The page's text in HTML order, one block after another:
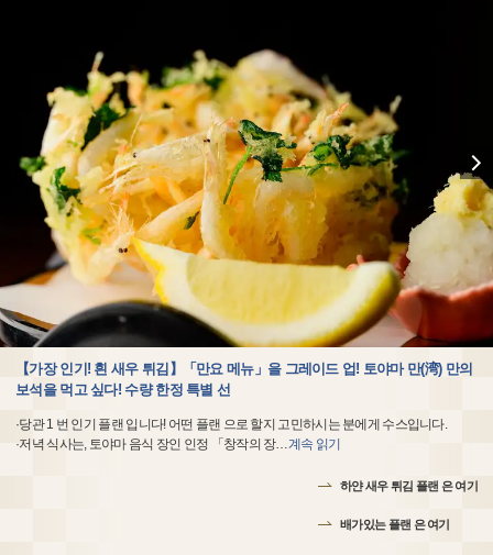
【가장 인기! 흰 새우 튀김】「만요 메뉴」을 그레이드 업! 토야마 만(湾) 만의
보석을 먹고 싶다! 수량 한정 특별 선
·당관 1 번 인기 플랜 입니다! 어떤 플랜 으로 할지 고민하시는 분에게 수스입니다.
·저녁 식사는, 토야마 음식 장인 인정 「창작의 장…계속 읽기
하얀 새우 튀김 플랜 은 여기
배가있는 플랜 은 여기